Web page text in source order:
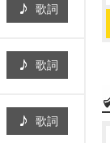
歌詞
歌詞
歌詞